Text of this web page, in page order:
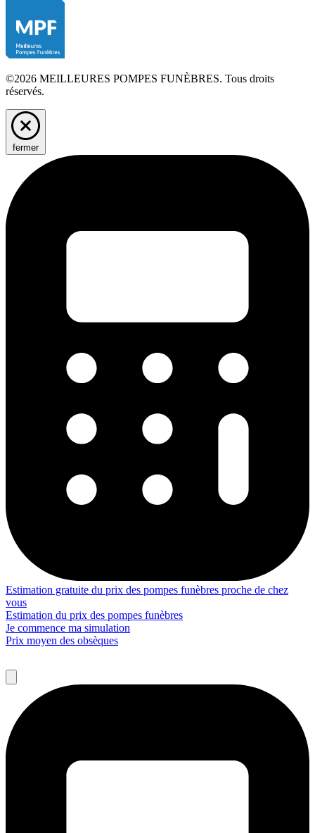
©2026 MEILLEURES POMPES FUNÈBRES. Tous droits
réservés.
fermer
Estimation gratuite du prix des pompes funèbres proche de chez
vous
Estimation du prix des pompes funèbres
Je commence ma simulation
Prix moyen des obsèques